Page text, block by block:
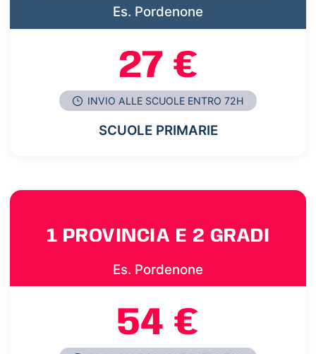
Es. Pordenone
27 €
INVIO ALLE SCUOLE ENTRO 72H
SCUOLE PRIMARIE
1 PROVINCIA E 2 GRADI
Es. Pordenone
54 €